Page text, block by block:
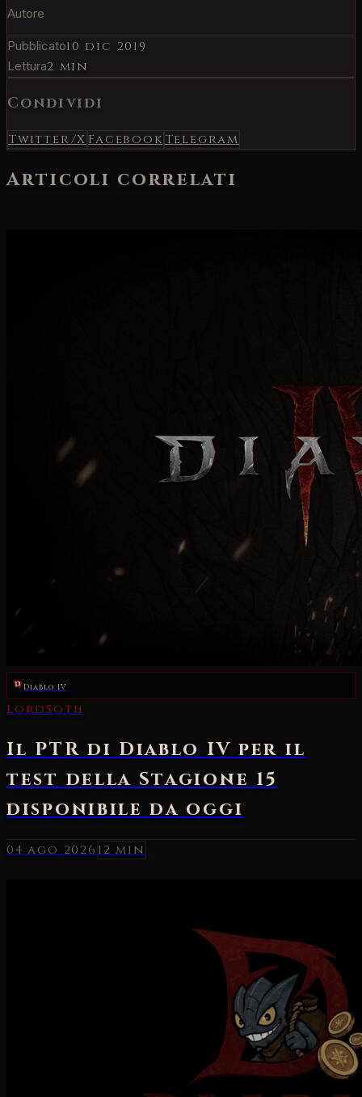
Autore
Pubblicato10 dic 2019
Lettura2 min
Condividi
Twitter/X Facebook Telegram
Articoli correlati
Diablo IV
04 ago 202612 min